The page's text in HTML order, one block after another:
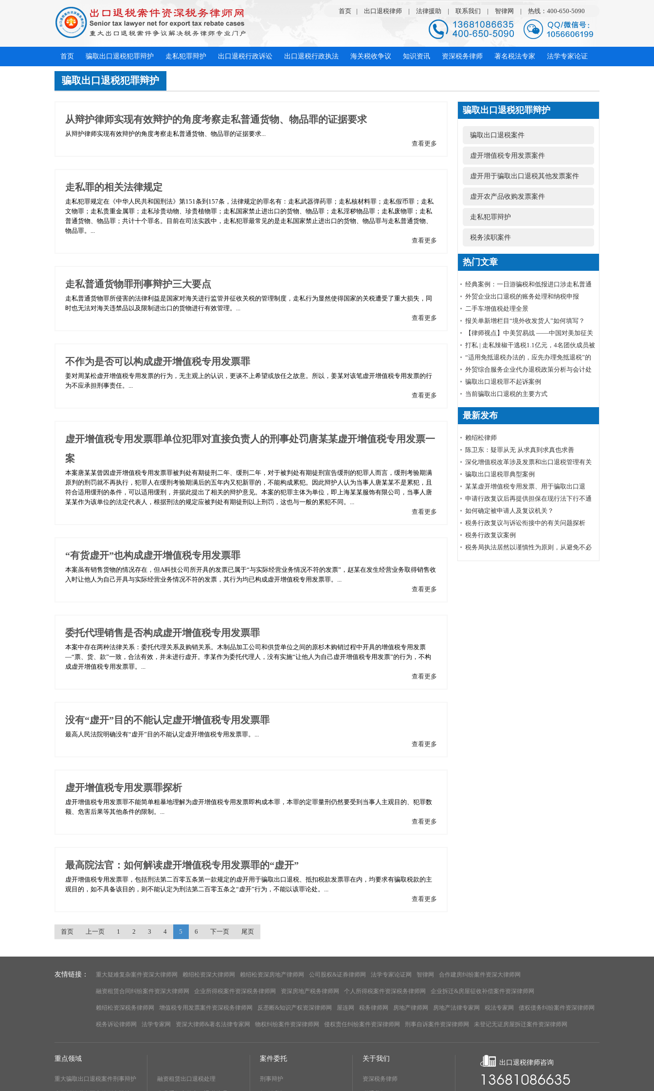
首页 | 出口退税律师 | 法律援助 | 联系我们 | 智律网 | 热线：400-650-5090
首页 骗取出口退税犯罪辩护 走私犯罪辩护 出口退税行政诉讼 出口退税行政执法 海关税收争议 知识资讯 资深税务律师 著名税法专家 法学专家论证
骗取出口退税犯罪辩护
从辩护律师实现有效辩护的角度考察走私普通货物、物品罪的证据要求
从辩护律师实现有效辩护的角度考察走私普通货物、物品罪的证据要求...
查看更多
走私罪的相关法律规定
走私犯罪规定在《中华人民共和国刑法》第151条到157条，法律规定的罪名有：走私武器弹药罪；走私核材料罪；走私假币罪；走私
文物罪；走私贵重金属罪；走私珍贵动物、珍贵植物罪；走私国家禁止进出口的货物、物品罪；走私淫秽物品罪；走私废物罪；走私
普通货物、物品罪；共计十个罪名。目前在司法实践中，走私犯罪最常见的是走私国家禁止进出口的货物、物品罪与走私普通货物、
物品罪。...
查看更多
走私普通货物罪刑事辩护三大要点
走私普通货物罪所侵害的法律利益是国家对海关进行监管并征收关税的管理制度，走私行为显然使得国家的关税遭受了重大损失，同
时也无法对海关违禁品以及限制进出口的货物进行有效管理。...
查看更多
不作为是否可以构成虚开增值税专用发票罪
姜对周某松虚开增值税专用发票的行为，无主观上的认识，更谈不上希望或放任之故意。所以，姜某对该笔虚开增值税专用发票的行
为不应承担刑事责任。...
查看更多
虚开增值税专用发票罪单位犯罪对直接负责人的刑事处罚唐某某虚开增值税专用发票一
案
本案唐某某曾因虚开增值税专用发票罪被判处有期徒刑二年、缓刑二年，对于被判处有期徒刑宣告缓刑的犯罪人而言，缓刑考验期满
原判的刑罚就不再执行，犯罪人在缓刑考验期满后的五年内又犯新罪的，不能构成累犯。因此辩护人认为当事人唐某某不是累犯，且
符合适用缓刑的条件，可以适用缓刑，并据此提出了相关的辩护意见。本案的犯罪主体为单位，即上海某某服饰有限公司，当事人唐
某某作为该单位的法定代表人，根据刑法的规定应被判处有期徒刑以上刑罚，这也与一般的累犯不同。...
查看更多
“有货虚开”也构成虚开增值税专用发票罪
本案虽有销售货物的情况存在，但A科技公司所开具的发票已属于“与实际经营业务情况不符的发票”，赵某在发生经营业务取得销售收
入时让他人为自己开具与实际经营业务情况不符的发票，其行为均已构成虚开增值税专用发票罪。...
查看更多
委托代理销售是否构成虚开增值税专用发票罪
本案中存在两种法律关系：委托代理关系及购销关系。木制品加工公司和供货单位之间的原杉木购销过程中开具的增值税专用发票
—“票、货、款”一致，合法有效，并未进行虚开。李某作为委托代理人，没有实施“让他人为自己虚开增值税专用发票”的行为，不构
成虚开增值税专用发票罪。...
查看更多
没有“虚开”目的不能认定虚开增值税专用发票罪
最高人民法院明确没有“虚开”目的不能认定虚开增值税专用发票罪。...
查看更多
虚开增值税专用发票罪探析
虚开增值税专用发票罪不能简单粗暴地理解为虚开增值税专用发票即构成本罪，本罪的定罪量刑仍然要受到当事人主观目的、犯罪数
额、危害后果等其他条件的限制。...
查看更多
最高院法官：如何解读虚开增值税专用发票罪的“虚开”
虚开增值税专用发票罪，包括刑法第二百零五条第一款规定的虚开用于骗取出口退税、抵扣税款发票罪在内，均要求有骗取税款的主
观目的，如不具备该目的，则不能认定为刑法第二百零五条之“虚开”行为，不能以该罪论处。...
查看更多
首页 上一页 1 2 3 4 5 6 下一页 尾页
骗取出口退税犯罪辩护
骗取出口退税案件
虚开增值税专用发票案件
虚开用于骗取出口退税其他发票案件
虚开农产品收购发票案件
走私犯罪辩护
税务渎职案件
热门文章
经典案例：一日游骗税和低报进口涉走私普通
货物罪
外贸企业出口退税的账务处理和纳税申报
​二手车增值税处理全景
报关单新增栏目“境外收发货人”如何填写？
【律师视点】中美贸易战 ——中国对美加征关
税清单商品排除申请程序
打私 | 走私辣椒干逃税1.1亿元，4名团伙成员被
起诉
“适用免抵退税办法的，应先办理免抵退税”的
理解
外贸综合服务企业代办退税政策分析与会计处
理
骗取出口退税罪不起诉案例
当前骗取出口退税的主要方式
最新发布
赖绍松律师
陈卫东：疑罪从无 从求真到求真也求善
深化增值税改革涉及发票和出口退税管理有关
事项
骗取出口退税罪典型案例
某某虚开增值税专用发票、用于骗取出口退
税、抵扣税款发票案
申请行政复议后再提供担保在现行法下行不通
如何确定被申请人及复议机关？
税务行政复议与诉讼衔接中的有关问题探析
税务行政复议案例
税务局执法居然以谨慎性为原则，从避免不必
要的行政复议或行政诉讼角度出发！
友情链接： 重大疑难复杂案件资深大律师网 赖绍松资深大律师网 赖绍松资深房地产律师网 公司股权&证券律师网 法学专家论证网 智律网 合作建房纠纷案件资深大律师网
融资租赁合同纠纷案件资深大律师网 企业所得税案件资深税务律师网 资深房地产税务律师网 个人所得税案件资深税务律师网 企业拆迁&房屋征收补偿案件资深律师网
赖绍松资深税务律师网 增值税专用发票案件资深税务律师网 反垄断&知识产权资深律师网 屋连网 税务律师网 房地产律师网 房地产法律专家网 税法专家网 债权债务纠纷案件资深律师网
税务诉讼律师网 法学专家网 资深大律师&著名法律专家网 物权纠纷案件资深律师网 侵权责任纠纷案件资深律师网 刑事自诉案件资深律师网 未登记无证房屋拆迁案件资深律师网
重点领域
重大骗取出口退税案件刑事辩护 融资租赁出口退税处理
案件委托
刑事辩护
关于我们
资深税务律师
出口退税律师咨询